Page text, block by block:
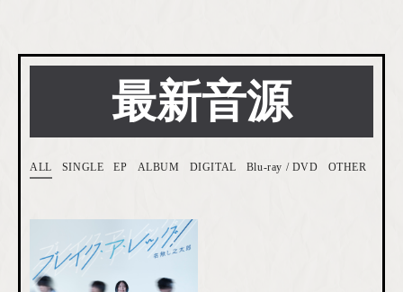
最新音源
ALL SINGLE EP ALBUM DIGITAL Blu-ray / DVD OTHER